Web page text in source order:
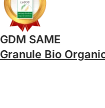
GDM SAME
Granule Bio